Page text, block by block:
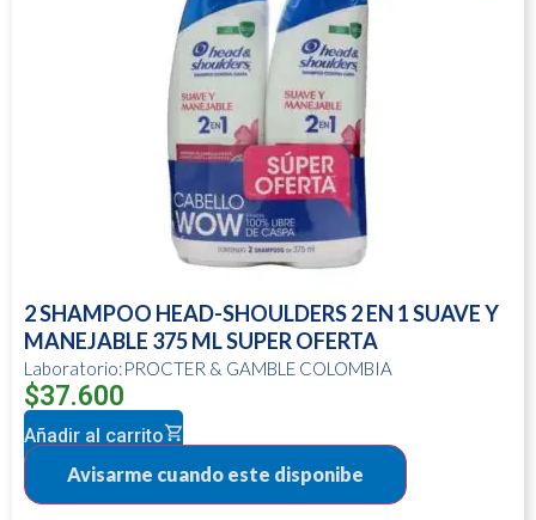
2 SHAMPOO HEAD-SHOULDERS 2 EN 1 SUAVE Y
MANEJABLE 375 ML SUPER OFERTA
Laboratorio:PROCTER & GAMBLE COLOMBIA
$37.600
Añadir al carrito